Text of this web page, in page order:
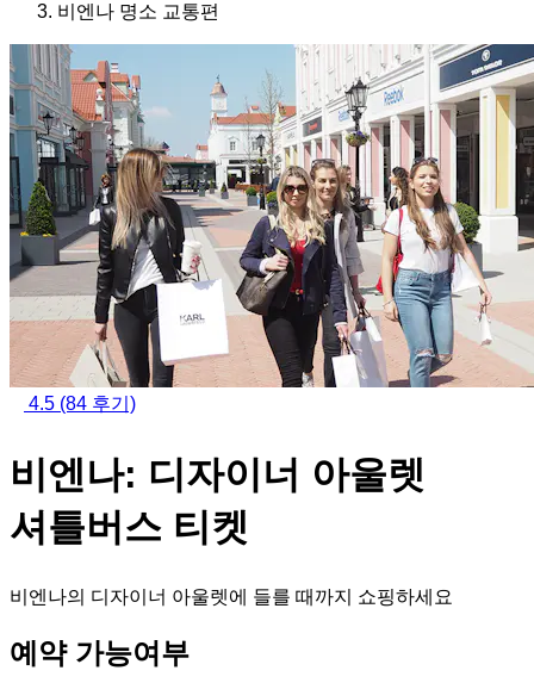
비엔나 명소 교통편
4.5 (84 후기)
비엔나: 디자이너 아울렛
셔틀버스 티켓
비엔나의 디자이너 아울렛에 들를 때까지 쇼핑하세요
예약 가능여부